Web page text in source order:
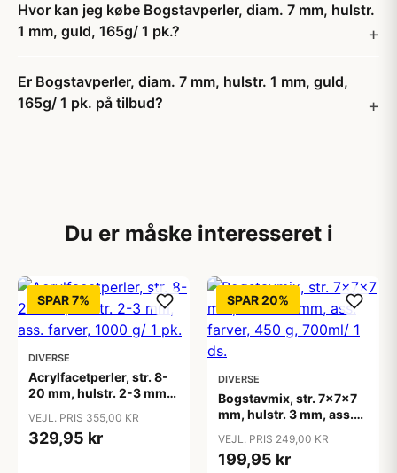
Hvor kan jeg købe Bogstavperler, diam. 7 mm, hulstr.
1 mm, guld, 165g/ 1 pk.?
Er Bogstavperler, diam. 7 mm, hulstr. 1 mm, guld,
165g/ 1 pk. på tilbud?
Du er måske interesseret i
SPAR 7%
DIVERSE
Acrylfacetperler, str. 8-
20 mm, hulstr. 2-3 mm,
VEJL. PRIS 355,00 KR
329,95 kr
SPAR 20%
DIVERSE
Bogstavmix, str. 7x7x7
mm, hulstr. 3 mm, ass.
ds.
VEJL. PRIS 249,00 KR
199,95 kr